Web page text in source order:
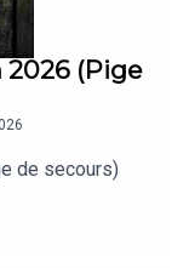
2026 (Pige
du 29 juin 2026 (Pige de secours)